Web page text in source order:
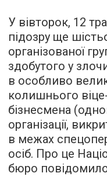
У вівторок, 12
підозру ще
організованої
здобутого у
в особливо
колишнього
бізнесмена
організації,
в межах
осіб. Про це
бюро